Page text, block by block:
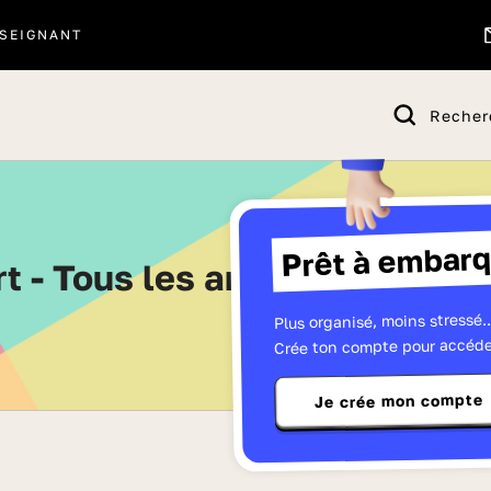
Prêt à
Plus organisé, moins
Crée ton compte pour
Je crée mon compte
- Tous les articles de